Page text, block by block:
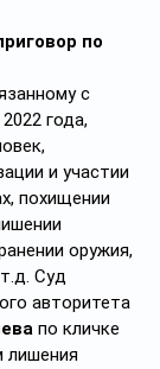
по
с
года,
и участии
похищении
оружия,
Суд
авторитета
по кличке
лишения